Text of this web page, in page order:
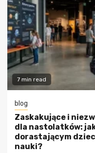
7 min read
blog
Zaskakujące i
dla nastolatków:
dorastającym
nauki?